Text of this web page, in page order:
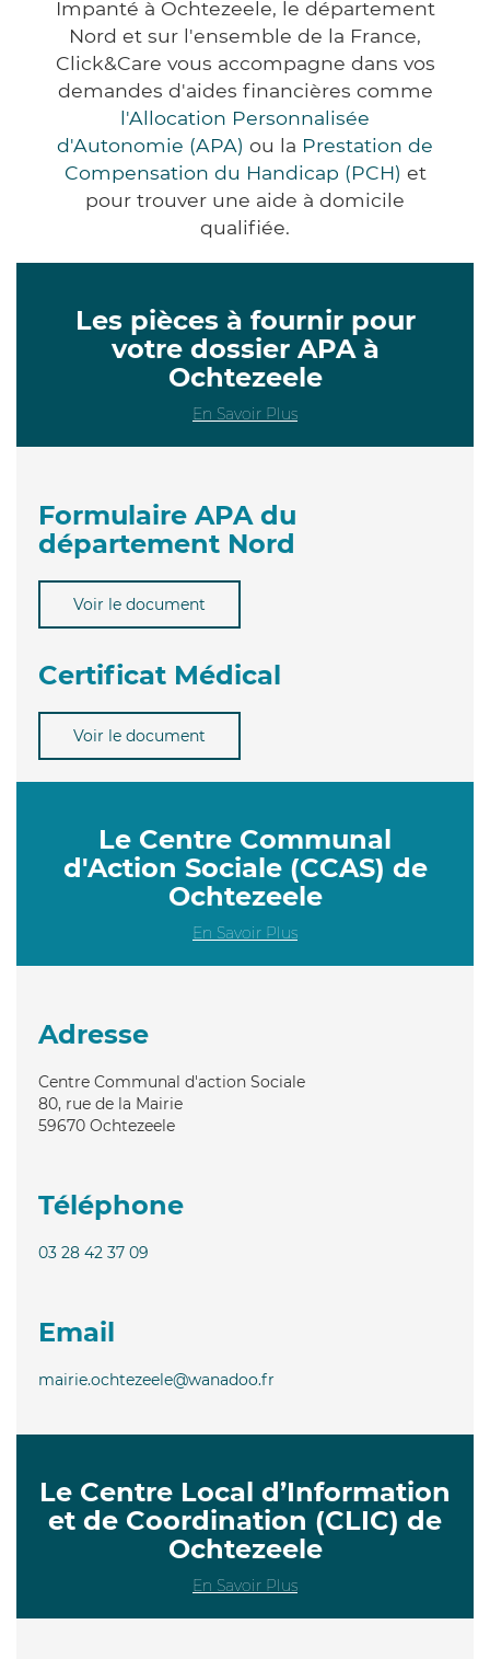
Impanté à Ochtezeele, le département
Nord et sur l'ensemble de la France,
Click&Care vous accompagne dans vos
demandes d'aides financières comme
l'Allocation Personnalisée
d'Autonomie (APA) ou la Prestation de
Compensation du Handicap (PCH) et
pour trouver une aide à domicile
qualifiée.
Les pièces à fournir pour
votre dossier APA à
Ochtezeele
En Savoir Plus
Formulaire APA du
département Nord
Voir le document
Certificat Médical
Voir le document
Le Centre Communal
d'Action Sociale (CCAS) de
Ochtezeele
En Savoir Plus
Adresse
Centre Communal d'action Sociale
80, rue de la Mairie
59670 Ochtezeele
Téléphone
03 28 42 37 09
Email
mairie.ochtezeele@wanadoo.fr
Le Centre Local d’Information
et de Coordination (CLIC) de
Ochtezeele
En Savoir Plus